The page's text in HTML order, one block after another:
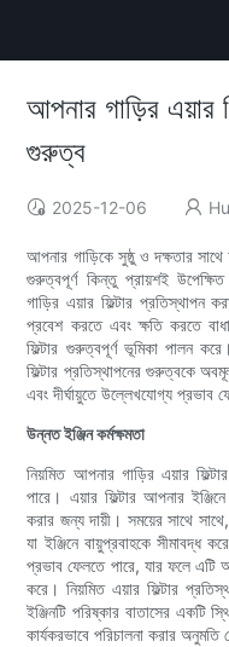
আপনার গাড়ির এয়ার
গুরুত্ব
2025-12-06
আপনার গাড়িকে সুষ্ঠু ও দক্ষতার সাথে
গুরুত্বপূর্ণ কিন্তু প্রায়শই
গাড়ির এয়ার ফিল্টার প্রতিস্থাপন
প্রবেশ করতে এবং ক্ষতি করতে
ফিল্টার গুরুত্বপূর্ণ ভূমিকা পালন
ফিল্টার প্রতিস্থাপনের গুরুত্বকে
এবং দীর্ঘায়ুতে উল্লেখযোগ্য প্রভাব
উন্নত ইঞ্জিন কর্মক্ষমতা
নিয়মিত আপনার গাড়ির এয়ার
পারে। এয়ার ফিল্টার আপনার
করার জন্য দায়ী। সময়ের সাথে
যা ইঞ্জিনে বায়ুপ্রবাহকে সীমাবদ্ধ
প্রভাব ফেলতে পারে, যার ফলে
করে। নিয়মিত এয়ার ফিল্টার
ইঞ্জিনটি পরিষ্কার বাতাসের একটি
কার্যকরভাবে পরিচালনা করার অনুমতি